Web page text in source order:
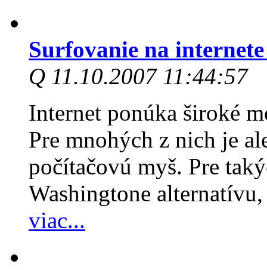
Surfovanie na
Q 11.10.2007 11:44:57
Internet ponúka široké
Pre mnohých z nich je
počítačovú myš. Pre
Washingtone
viac...